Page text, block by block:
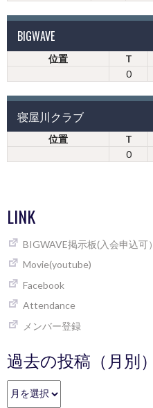
BIGWAVE
位置 T
0
寝屋川クラブ
位置 T
0
LINK
BIGWAVE掲示板(入会申込可）
Movie(youtube)
Facebook
Attendance
メンバー登録
過去の投稿（月別）
過
去